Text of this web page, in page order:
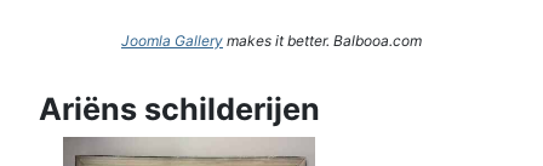
Joomla Gallery makes it better. Balbooa.com
Ariëns schilderijen